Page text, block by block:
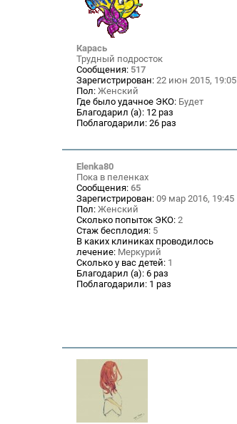
Карась
Трудный подросток
Сообщения: 517
Зарегистрирован: 22 июн 2015, 19:05
Пол: Женский
Где было удачное ЭКО: Будет
Благодарил (а): 12 раз
Поблагодарили: 26 раз
Elenka80
Пока в пеленках
Сообщения: 65
Зарегистрирован: 09 мар 2016, 19:45
Пол: Женский
Сколько попыток ЭКО: 2
Стаж бесплодия: 5
В каких клиниках проводилось
лечение: Меркурий
Сколько у вас детей: 1
Благодарил (а): 6 раз
Поблагодарили: 1 раз